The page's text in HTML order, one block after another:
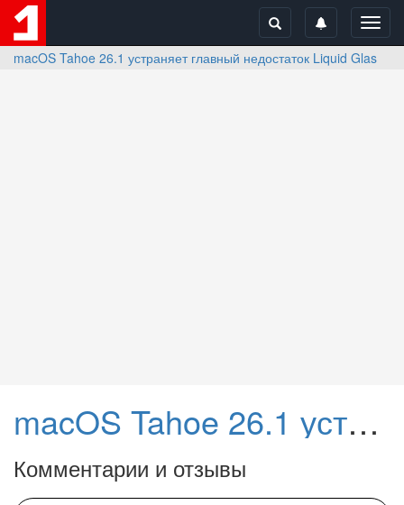
macOS Tahoe 26.1 устраняет главный недостаток Liquid Glass
macOS Tahoe 26.1 устраняет главный недостаток Liquid Glass
Комментарии и отзывы